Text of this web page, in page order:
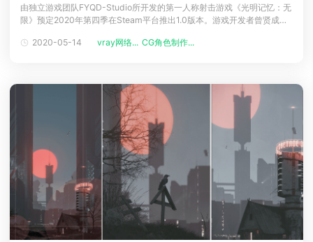
由独立游戏团队FYQD-Studio所开发的第一人称射击游戏《光明记忆：无
限》预定2020年第四季在Steam平台推出1.0版本。游戏开发者曾贤成今
色制作，简要介绍了他的第一人称射击游戏（FPS）《光明记忆：无限》
2020-05-14 vray网络... CG角色制作...